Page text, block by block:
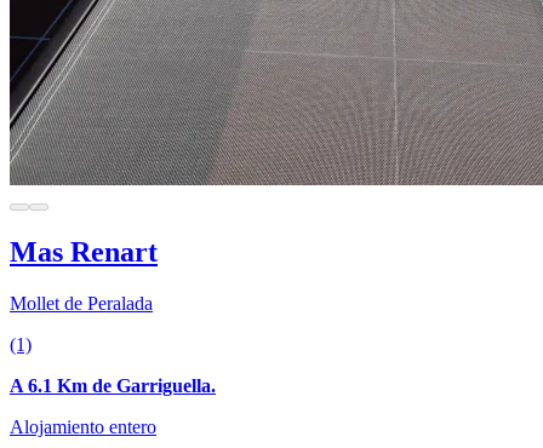
Mas Renart
Mollet de Peralada
(1)
A 6.1 Km de Garriguella.
Alojamiento entero